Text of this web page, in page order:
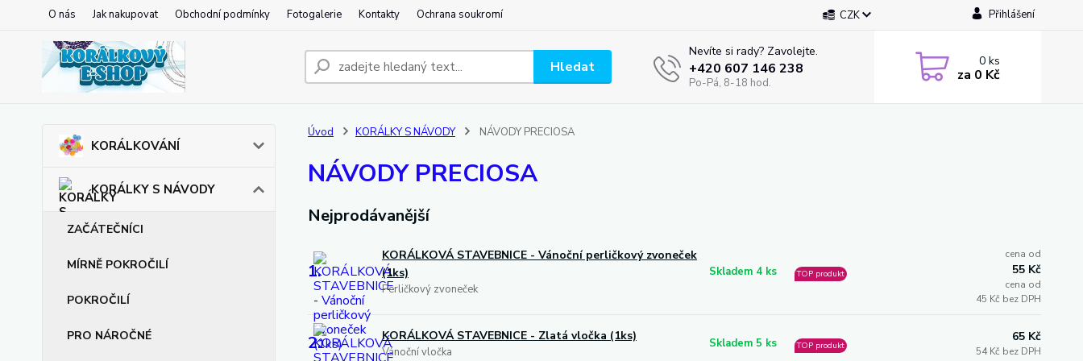
O nás Jak nakupovat Obchodní podmínky Fotogalerie Kontakty Ochrana soukromí CZK Přihlášení
Hledat
Nevíte si rady? Zavolejte.
+420 607 146 238
Po-Pá, 8-18 hod.
0ks
za 0 Kč
KORÁLKOVÁNÍ
KORÁLKY S NÁVODY
ZAČÁTEČNÍCI
MÍRNĚ POKROČILÍ
POKROČILÍ
PRO NÁROČNÉ
Úvod KORÁLKY S NÁVODY NÁVODY PRECIOSA
NÁVODY PRECIOSA
Nejprodávanější
1.
KORÁLKOVÁ STAVEBNICE - Vánoční perličkový zvoneček
(1ks)
Perličkový zvoneček
Skladem 4 ks TOP produkt
cena od
55 Kč
cena od
45 Kč bez DPH
2. KORÁLKOVÁ STAVEBNICE - Zlatá vločka (1ks)
Vánoční vločka
Skladem 5 ks TOP produkt
65 Kč
54 Kč bez DPH